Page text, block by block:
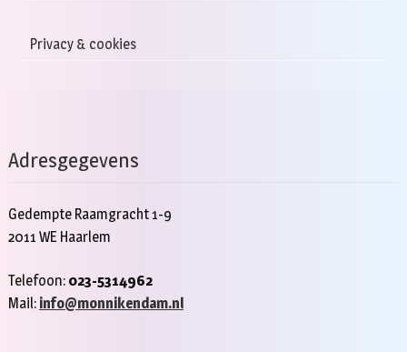
Privacy & cookies
Adresgegevens
Gedempte Raamgracht 1-9
2011 WE Haarlem
Telefoon: 023-5314962
Mail: info@monnikendam.nl